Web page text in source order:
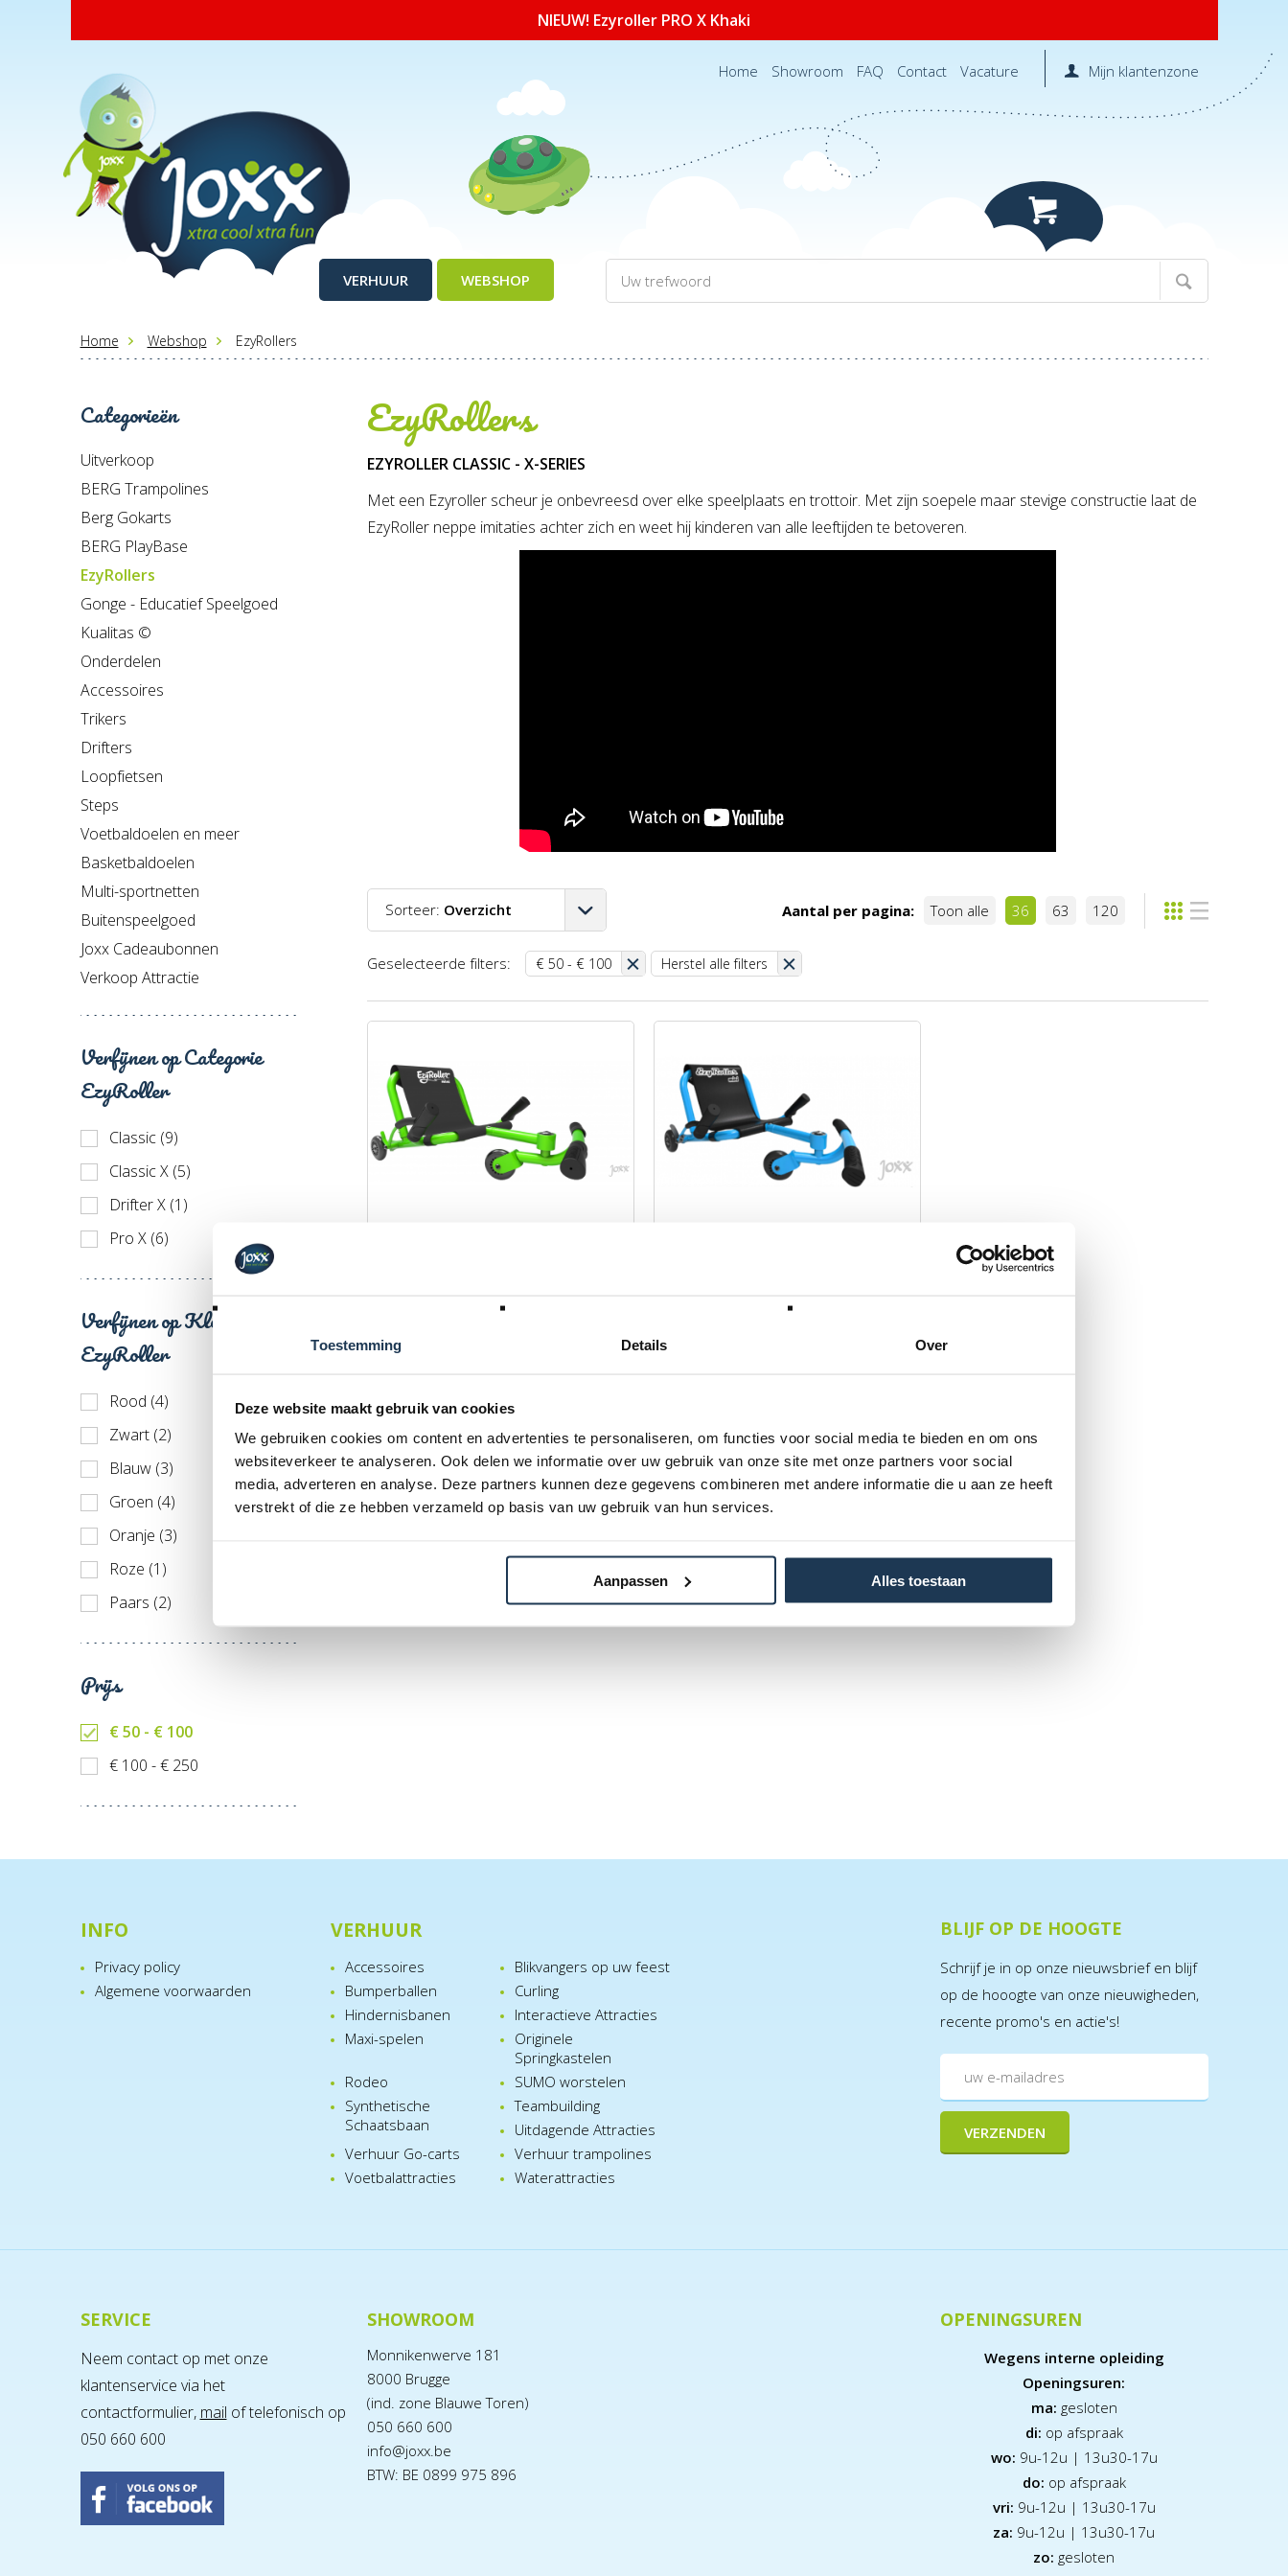
Toestemming Details Over
Deze website maakt gebruik van cookies
We gebruiken cookies om content en advertenties te personaliseren, om functies voor social media te bieden en om ons
websiteverkeer te analyseren. Ook delen we informatie over uw gebruik van onze site met onze partners voor social
media, adverteren en analyse. Deze partners kunnen deze gegevens combineren met andere informatie die u aan ze heeft
verstrekt of die ze hebben verzameld op basis van uw gebruik van hun services.
Aanpassen Alles toestaan
NIEUW! Ezyroller PRO X Khaki
Home Showroom FAQ Contact Vacature Mijn klantenzone
VERHUUR WEBSHOP
Home Webshop EzyRollers
Categorieën
Uitverkoop
BERG Trampolines
Berg Gokarts
BERG PlayBase
EzyRollers
Gonge - Educatief Speelgoed
Kualitas ©
Onderdelen
Accessoires
Trikers
Drifters
Loopfietsen
Steps
Voetbaldoelen en meer
Basketbaldoelen
Multi-sportnetten
Buitenspeelgoed
Joxx Cadeaubonnen
Verkoop Attractie
Verfijnen op Categorie
EzyRoller
Classic (9)
Classic X (5)
Drifter X (1)
Pro X (6)
Verfijnen op Kleur
EzyRoller
Rood (4)
Zwart (2)
Blauw (3)
Groen (4)
Oranje (3)
Roze (1)
Paars (2)
Prijs
€ 50 - € 100
€ 100 - € 250
EzyRollers
EZYROLLER CLASSIC - X-SERIES
Met een Ezyroller scheur je onbevreesd over elke speelplaats en trottoir. Met zijn soepele maar stevige constructie laat de
EzyRoller neppe imitaties achter zich en weet hij kinderen van alle leeftijden te betoveren.
Sorteer: Overzicht
Prijs laag-hoog
Recentst
Aantal per pagina: Toon alle 36 63 120
Geselecteerde filters: € 50 - € 100 Herstel alle filters
Incl. BTW
INFO
Privacy policy
Algemene voorwaarden
VERHUUR
Accessoires
Blikvangers op uw feest
Bumperballen
Curling
Hindernisbanen
Interactieve Attracties
Maxi-spelen
Originele
Springkastelen
Rodeo
SUMO worstelen
Synthetische
Schaatsbaan
Teambuilding
Uitdagende Attracties
Verhuur Go-carts
Verhuur trampolines
Voetbalattracties
Waterattracties
BLIJF OP DE HOOGTE
Schrijf je in op onze nieuwsbrief en blijf
op de hooogte van onze nieuwigheden,
recente promo's en actie's!
SERVICE
Neem contact op met onze
klantenservice via het
contactformulier, mail of telefonisch op
050 660 600
SHOWROOM
Monnikenwerve 181
8000 Brugge
(ind. zone Blauwe Toren)
050 660 600
info@joxx.be
BTW: BE 0899 975 896
OPENINGSUREN
Wegens interne opleiding
Openingsuren:
ma: gesloten
di: op afspraak
wo: 9u-12u | 13u30-17u
do: op afspraak
vri: 9u-12u | 13u30-17u
za: 9u-12u | 13u30-17u
zo: gesloten